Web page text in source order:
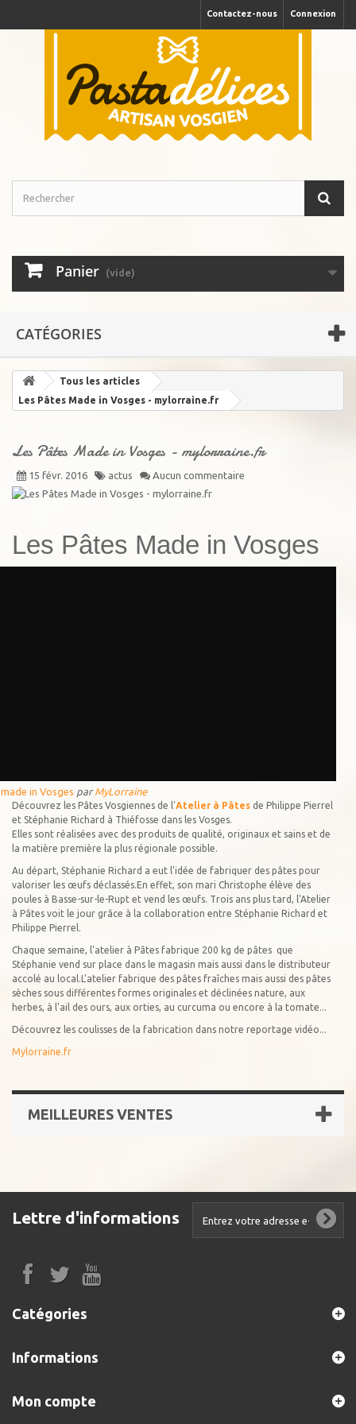
Connexion
Contactez-nous
Panier (vide)
CATÉGORIES
Tous les articles
Les Pâtes Made in Vosges - mylorraine.fr
Les Pâtes Made in Vosges - mylorraine.fr
15 févr. 2016 actus Aucun commentaire
Les Pâtes Made in Vosges
in Vosges parMyLorraine
Découvrez les Pâtes Vosgiennes de l'Atelier à Pâtes de Philippe Pierrel
et Stéphanie Richard à Thiéfosse dans les Vosges.
Elles sont réalisées avec des produits de qualité, originaux et sains et de
la matière première la plus régionale possible.
Au départ, Stéphanie Richard a eut l'idée de fabriquer des pâtes pour
valoriser les œufs déclassés.En effet, son mari Christophe élève des
poules à Basse-sur-le-Rupt et vend les œufs. Trois ans plus tard, l'Atelier
à Pâtes voit le jour grâce à la collaboration entre Stéphanie Richard et
Philippe Pierrel.
Chaque semaine, l'atelier à Pâtes fabrique 200 kg de pâtes que
Stéphanie vend sur place dans le magasin mais aussi dans le distributeur
accolé au local.L'atelier fabrique des pâtes fraîches mais aussi des pâtes
sèches sous différentes formes originales et déclinées nature, aux
herbes, à l'ail des ours, aux orties, au curcuma ou encore à la tomate...
Découvrez les coulisses de la fabrication dans notre reportage vidéo...
Mylorraine.fr
MEILLEURES VENTES
Lettre d'informations
Catégories
Informations
Mon compte